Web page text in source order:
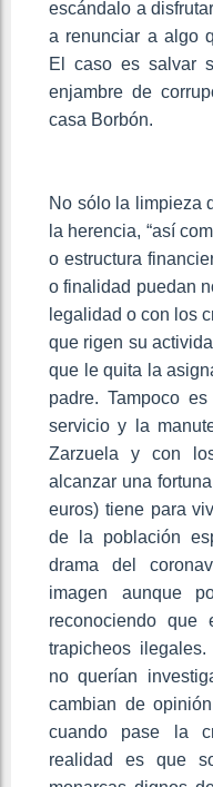
escándalo a
a renunciar a algo
El caso es salvar
enjambre de
casa Borbón.
No sólo la limpieza
la herencia, “así
o estructura
o finalidad puedan
legalidad o con los
que rigen su
que le quita la
padre. Tampoco
servicio y la
Zarzuela y con
alcanzar una
euros) tiene para
de la población
drama del
imagen aunque
reconociendo que
trapicheos
no querían
cambian de
cuando pase la
realidad es que